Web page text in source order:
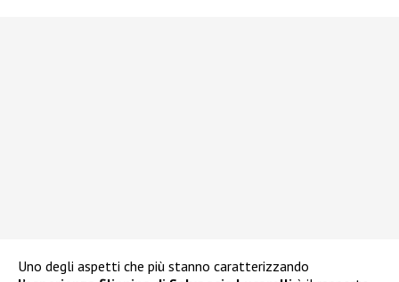
Uno degli aspetti che più stanno caratterizzando